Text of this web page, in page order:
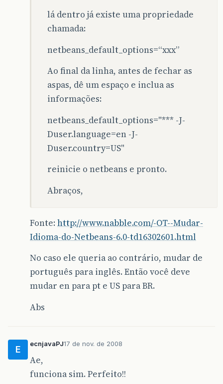
lá dentro já existe uma propriedade
chamada:
netbeans_default_options=“xxx”
Ao final da linha, antes de fechar as
aspas, dê um espaço e inclua as
informações:
netbeans_default_options="*** -J-
Duser.language=en -J-
Duser.country=US"
reinicie o netbeans e pronto.
Abraços,
Fonte: http://www.nabble.com/-OT--Mudar-
Idioma-do-Netbeans-6.0-td16302601.html
No caso ele queria ao contrário, mudar de
português para inglês. Então você deve
mudar en para pt e US para BR.
Abs
E
ecnjavaPJ17 de nov. de 2008
Ae,
funciona sim. Perfeito!!